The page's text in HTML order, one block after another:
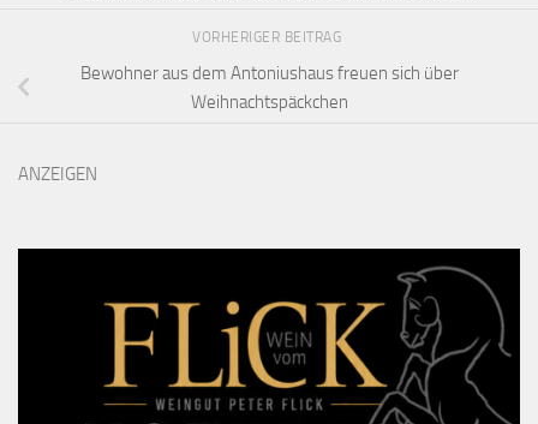
VORHERIGER BEITRAG
Bewohner aus dem Antoniushaus freuen sich über
Weihnachtspäckchen
ANZEIGEN